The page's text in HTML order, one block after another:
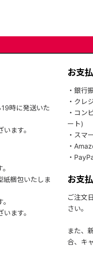
時に発送いた
ます。
紙梱包いたしま
ます。
お支
・銀行
・クレ
・コン
ート)
・スマ
・
・
お支
ご注文
さい。
また、
合、キ